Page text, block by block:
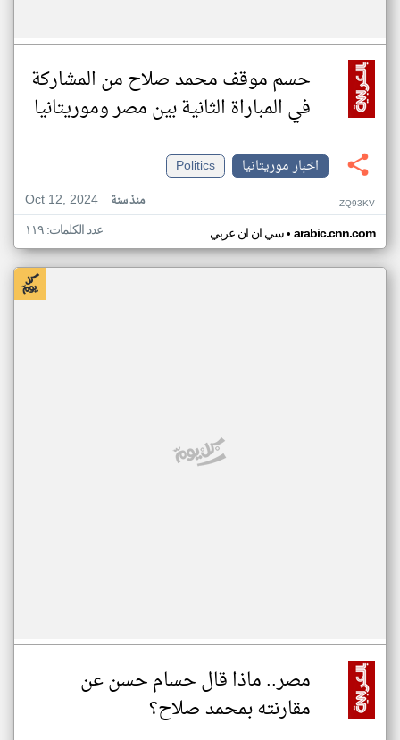
حسم موقف محمد صلاح من المشاركة
في المباراة الثانية بين مصر وموريتانيا
اخبار موريتانيا
Politics
Oct 12, 2024
منذ سنة ZQ93KV
سي ان ان عربي• arabic.cnn.com عدد الكلمات: ١١٩
مصر.. ماذا قال حسام حسن عن
مقارنته بمحمد صلاح؟